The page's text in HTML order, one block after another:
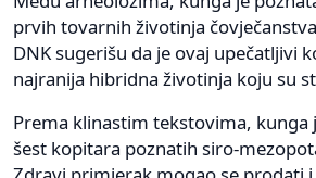
prvih tovarnih životinja
DNK sugerišu da je ovaj upečatljivi
najranija hibridna životinja koju su
Prema klinastim tekstovima, kunga
šest kopitara poznatih siro-